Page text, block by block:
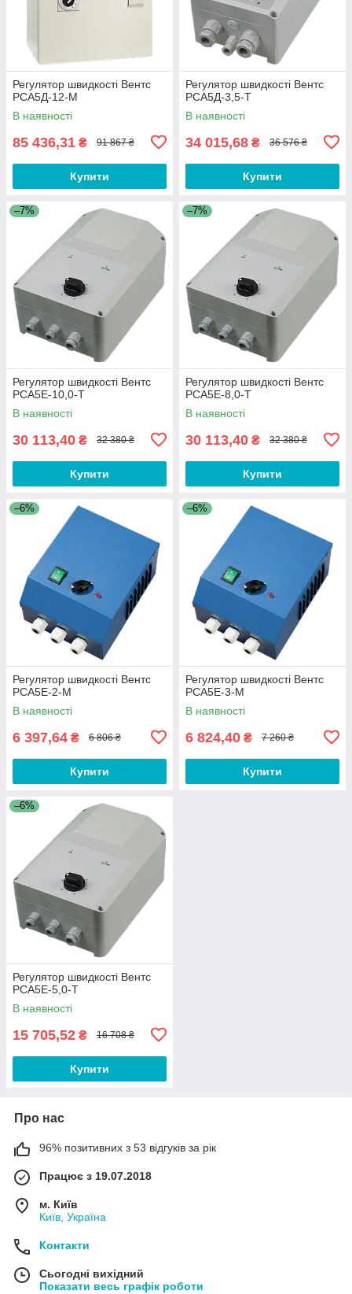
Регулятор швидкості Вентс
РСА5Д-12-М
В наявності
85 436,31 ₴ 91 867 ₴
Купити
Регулятор швидкості Вентс
РСА5Д-3,5-Т
В наявності
34 015,68 ₴ 36 576 ₴
Купити
–7%
Регулятор швидкості Вентс
РСА5Е-10,0-Т
В наявності
30 113,40 ₴ 32 380 ₴
Купити
–7%
Регулятор швидкості Вентс
РСА5Е-8,0-Т
В наявності
30 113,40 ₴ 32 380 ₴
Купити
–6%
Регулятор швидкості Вентс
РСА5Е-2-М
В наявності
6 397,64 ₴ 6 806 ₴
Купити
–6%
Регулятор швидкості Вентс
РСА5Е-3-М
В наявності
6 824,40 ₴ 7 260 ₴
Купити
–6%
Регулятор швидкості Вентс
РСА5Е-5,0-Т
В наявності
15 705,52 ₴ 16 708 ₴
Купити
Про нас
96% позитивних з 53 відгуків за рік
Працює з 19.07.2018
м. Київ
Київ, Україна
Контакти
Сьогодні вихідний
Показати весь графік роботи